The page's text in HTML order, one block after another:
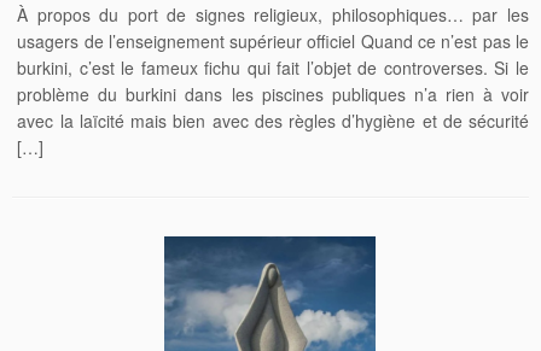
À propos du port de signes religieux, philosophiques… par les
usagers de l’enseignement supérieur officiel Quand ce n’est pas le
burkini, c’est le fameux fichu qui fait l’objet de controverses. Si le
problème du burkini dans les piscines publiques n’a rien à voir
avec la laïcité mais bien avec des règles d’hygiène et de sécurité
[…]